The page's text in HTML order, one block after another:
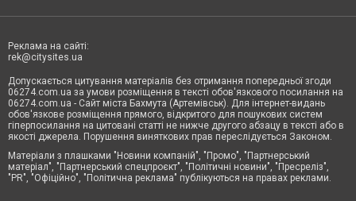
Реклама на сайті:
rek@citysites.ua
Допускається цитування матеріалів без отримання попередньої згоди
06274.com.ua за умови розміщення в тексті обов'язкового посилання на
06274.com.ua - Сайт міста Бахмута (Артемівськ). Для інтернет-видань
обов'язкове розміщення прямого, відкритого для пошукових систем
гіперпосилання на цитовані статті не нижче другого абзацу в тексті або в
якості джерела. Порушення виняткових прав переслідується Законом.
Матеріали з плашками "Новини компаній", "Промо", "Партнерський
матеріал", "Партнерський спецпроєкт", "Політичні новини", "Пресреліз",
"PR", "Офіційно", "Політична реклама" публікуються на правах реклами.